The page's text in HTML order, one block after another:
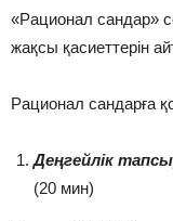
«Рационал сандар»
жақсы қасиеттерін
Рационал сандарға
Деңгейлік
(20 мин)